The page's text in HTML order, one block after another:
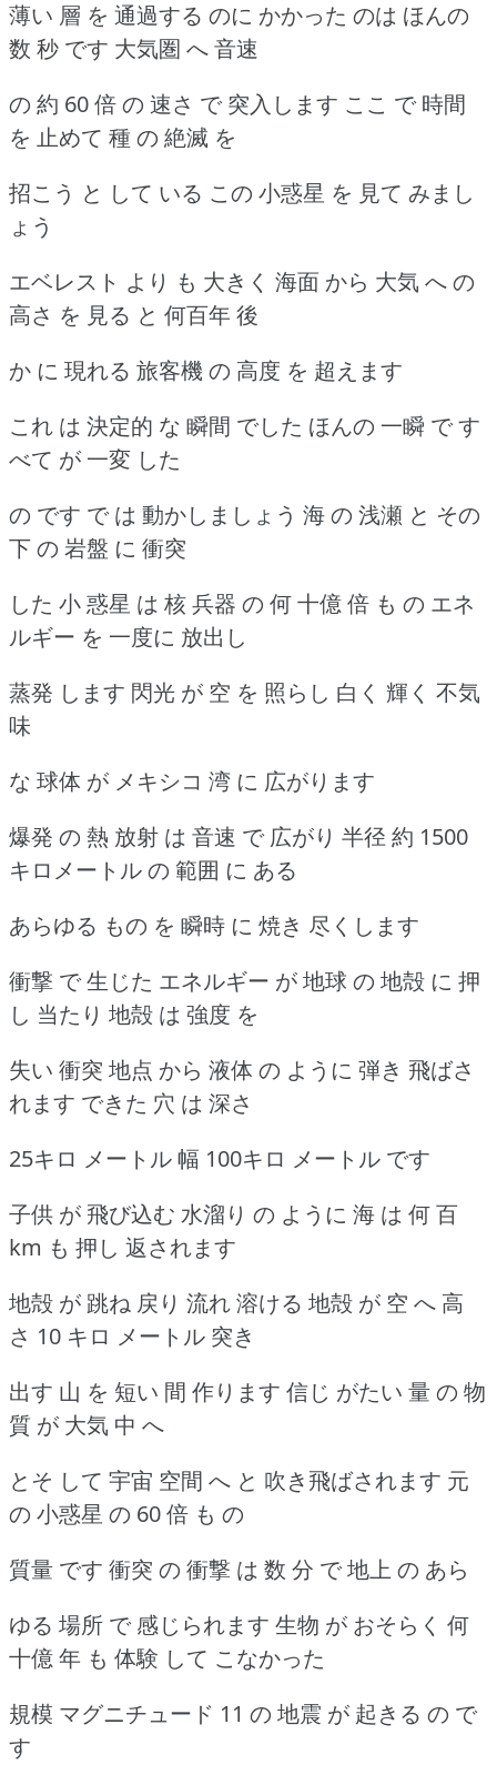
薄い 層 を 通過する のに かかった のは ほんの
数 秒 です 大気圏 へ 音速
の 約 60 倍 の 速さ で 突入します ここ で 時間
を 止めて 種 の 絶滅 を
招こう と して いる この 小惑星 を 見て みまし
ょう
エベレスト より も 大きく 海面 から 大気 へ の
高さ を 見る と 何百年 後
か に 現れる 旅客機 の 高度 を 超えます
これ は 決定的 な 瞬間 でした ほんの 一瞬 で す
べて が 一変 した
の です で は 動かしましょう 海 の 浅瀬 と その
下 の 岩盤 に 衝突
した 小 惑星 は 核 兵器 の 何 十億 倍 も の エネ
ルギー を 一度に 放出し
蒸発 します 閃光 が 空 を 照らし 白く 輝く 不気
味
な 球体 が メキシコ 湾 に 広がります
爆発 の 熱 放射 は 音速 で 広がり 半径 約 1500
キロメートル の 範囲 に ある
あらゆる もの を 瞬時 に 焼き 尽くします
衝撃 で 生じた エネルギー が 地球 の 地殻 に 押
し 当たり 地殻 は 強度 を
失い 衝突 地点 から 液体 の ように 弾き 飛ばさ
れます できた 穴 は 深さ
25キロ メートル 幅 100キロ メートル です
子供 が 飛び込む 水溜り の ように 海 は 何 百
km も 押し 返されます
地殻 が 跳ね 戻り 流れ 溶ける 地殻 が 空 へ 高
さ 10 キロ メートル 突き
出す 山 を 短い 間 作ります 信じ がたい 量 の 物
質 が 大気 中 へ
とそ して 宇宙 空間 へ と 吹き飛ばされます 元
の 小惑星 の 60 倍 も の
質量 です 衝突 の 衝撃 は 数 分 で 地上 の あら
ゆる 場所 で 感じられます 生物 が おそらく 何
十億 年 も 体験 して こなかった
規模 マグニチュード 11 の 地震 が 起きる の で
す